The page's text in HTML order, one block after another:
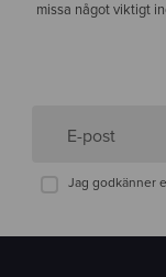
missa något viktigt
E-post
Jag godkänner